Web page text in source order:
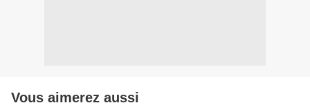
Vous aimerez aussi